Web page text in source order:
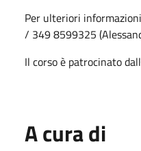
Per ulteriori informazioni
/ 349 8599325
Il corso è patrocinato
A cura di